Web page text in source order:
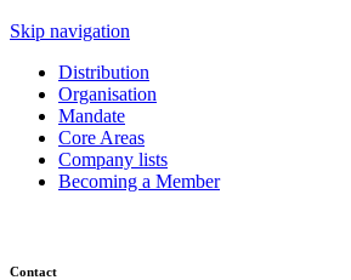
Skip navigation
Distribution
Organisation
Mandate
Core Areas
Company lists
Becoming a Member
Contact